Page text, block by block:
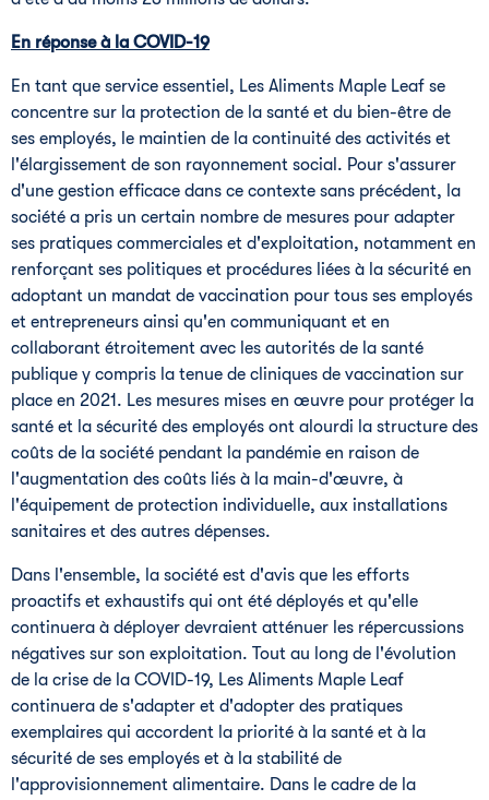
En réponse à la COVID-19
En tant que service essentiel, Les Aliments Maple Leaf se
concentre sur la protection de la santé et du bien-être de
ses employés, le maintien de la continuité des activités et
l'élargissement de son rayonnement social. Pour s'assurer
d'une gestion efficace dans ce contexte sans précédent, la
société a pris un certain nombre de mesures pour adapter
ses pratiques commerciales et d'exploitation, notamment en
renforçant ses politiques et procédures liées à la sécurité en
adoptant un mandat de vaccination pour tous ses employés
et entrepreneurs ainsi qu'en communiquant et en
collaborant étroitement avec les autorités de la santé
publique y compris la tenue de cliniques de vaccination sur
place en 2021. Les mesures mises en œuvre pour protéger la
santé et la sécurité des employés ont alourdi la structure des
coûts de la société pendant la pandémie en raison de
l'augmentation des coûts liés à la main-d'œuvre, à
l'équipement de protection individuelle, aux installations
sanitaires et des autres dépenses.
Dans l'ensemble, la société est d'avis que les efforts
proactifs et exhaustifs qui ont été déployés et qu'elle
continuera à déployer devraient atténuer les répercussions
négatives sur son exploitation. Tout au long de l'évolution
de la crise de la COVID-19, Les Aliments Maple Leaf
continuera de s'adapter et d'adopter des pratiques
exemplaires qui accordent la priorité à la santé et à la
sécurité de ses employés et à la stabilité de
l'approvisionnement alimentaire. Dans le cadre de la